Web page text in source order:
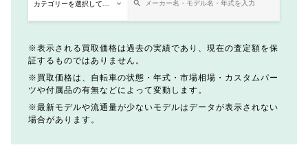
表示される買取価格は過去の実績であり、現在の査定額を保
証するものではありません。
買取価格は、自転車の状態・年式・市場相場・カスタムパー
ツや付属品の有無などによって変動します。
最新モデルや流通量が少ないモデルはデータが表示されない
場合があります。